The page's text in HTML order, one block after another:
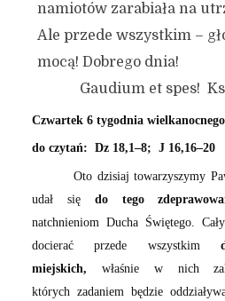
namiotów zarabiała na
Ale przede wszystkim –
mocą! Dobrego dnia!
Gaudium et spes! Ks.
Czwartek 6 tygodnia
do czytań: Dz 18,1–8; J 16,16–20
Oto dzisiaj towarzyszymy
udał się do tego
natchnieniom Ducha Świętego.
docierać przede wszystkim
miejskich, właśnie w nich
których zadaniem będzie